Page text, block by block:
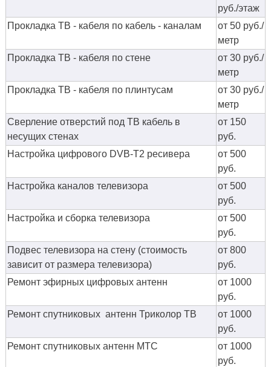
руб./этаж
Прокладка ТВ - кабеля по кабель - каналам
от 50 руб./
метр
Прокладка ТВ - кабеля по стене
от 30 руб./
метр
Прокладка ТВ - кабеля по плинтусам
от 30 руб./
метр
Сверление отверстий под ТВ кабель в
несущих стенах
от 150
руб.
Настройка цифрового DVB-T2 ресивера
от 500
руб.
Настройка каналов телевизора
от 500
руб.
Настройка и сборка телевизора
от 500
руб.
Подвес телевизора на стену (стоимость
зависит от размера телевизора)
от 800
руб.
Ремонт эфирных цифровых антенн
от 1000
руб.
Ремонт спутниковых антенн Триколор ТВ
от 1000
руб.
Ремонт спутниковых антенн МТС
от 1000
руб.